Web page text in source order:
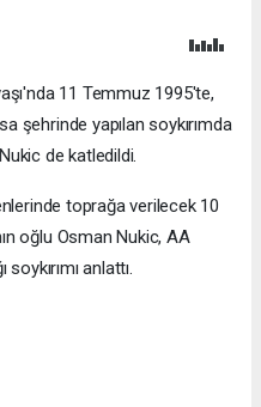
11 Temmuz 1995'te,
şehrinde yapılan soykırımda
de katledildi.
toprağa verilecek 10
oğlu Osman Nukic, AA
anlattı.